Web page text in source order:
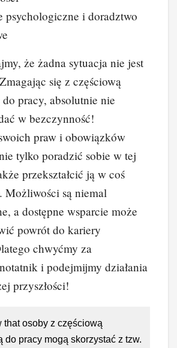
psychologiczne i doradztwo
że żadna sytuacja nie jest
się z częściową
pracy, absolutnie nie
w bezczynność!
praw i obowiązków
tylko poradzić sobie w tej
przekształcić ją w coś
Możliwości są niemal
a dostępne wsparcie może
powrót do kariery
chwyćmy za
i podejmijmy działania
przyszłości!
that osoby z częściową
do pracy mogą skorzystać z tzw.